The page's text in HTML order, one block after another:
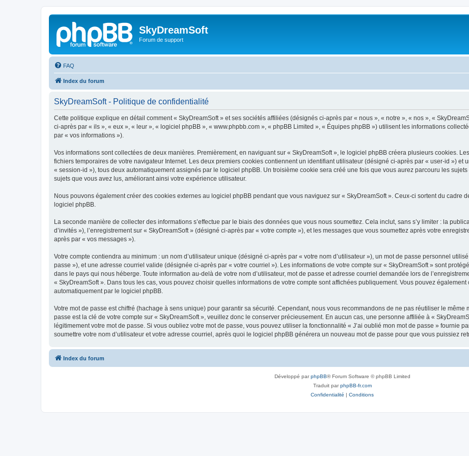
SkyDreamSoft
Forum de support
FAQ
Index du forum
SkyDreamSoft - Politique de confidentialité
Cette politique explique en détail comment « SkyDreamSoft » et ses sociétés affiliées (désignés ci-après par « nous », « notre », « nos », «
ci-après par « ils », « eux », « leur », « logiciel phpBB », « www.phpbb.com », « phpBB Limited », « Équipes phpBB ») utilisent les informations
par « vos informations »).
Vos informations sont collectées de deux manières. Premièrement, en naviguant sur « SkyDreamSoft », le logiciel phpBB créera plusieurs cookies.
fichiers temporaires de votre navigateur Internet. Les deux premiers cookies contiennent un identifiant utilisateur (désigné ci-après par « user-id ») et
« session-id »), tous deux automatiquement assignés par le logiciel phpBB. Un troisième cookie sera créé une fois que vous aurez parcouru les
sujets que vous avez lus, améliorant ainsi votre expérience utilisateur.
Nous pouvons également créer des cookies externes au logiciel phpBB pendant que vous naviguez sur « SkyDreamSoft ». Ceux-ci sortent du cadre
logiciel phpBB.
La seconde manière de collecter des informations s’effectue par le biais des données que vous nous soumettez. Cela inclut, sans s’y limiter : la
d’invités »), l’enregistrement sur « SkyDreamSoft » (désigné ci-après par « votre compte »), et les messages que vous soumettez après votre
après par « vos messages »).
Votre compte contiendra au minimum : un nom d’utilisateur unique (désigné ci-après par « votre nom d’utilisateur »), un mot de passe personnel
passe »), et une adresse courriel valide (désignée ci-après par « votre courriel »). Les informations de votre compte sur « SkyDreamSoft » sont
dans le pays qui nous héberge. Toute information au-delà de votre nom d’utilisateur, mot de passe et adresse courriel demandée lors de
« SkyDreamSoft ». Dans tous les cas, vous pouvez choisir quelles informations de votre compte sont affichées publiquement. Vous pouvez
automatiquement par le logiciel phpBB.
Votre mot de passe est chiffré (hachage à sens unique) pour garantir sa sécurité. Cependant, nous vous recommandons de ne pas réutiliser le même
passe est la clé de votre compte sur « SkyDreamSoft », veuillez donc le conserver précieusement. En aucun cas, une personne affiliée à «
légitimement votre mot de passe. Si vous oubliez votre mot de passe, vous pouvez utiliser la fonctionnalité « J’ai oublié mon mot de passe » fournie
soumettre votre nom d’utilisateur et votre adresse courriel, après quoi le logiciel phpBB générera un nouveau mot de passe pour que vous puissiez
Index du forum
Développé parphpBB® Forum Software © phpBB Limited
Traduit parphpBB-fr.com
Confidentialité | Conditions